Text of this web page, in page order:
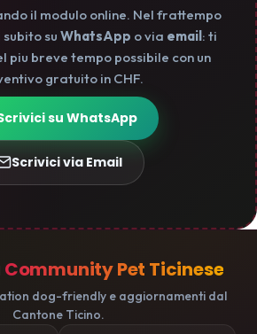
il modulo online. Nel frattempo
su WhatsApp o via email: ti
piu breve tempo possibile con un
gratuito in CHF.
su WhatsApp
Scrivici via Email
Community Pet Ticinese
dog-friendly e aggiornamenti dal
Cantone Ticino.